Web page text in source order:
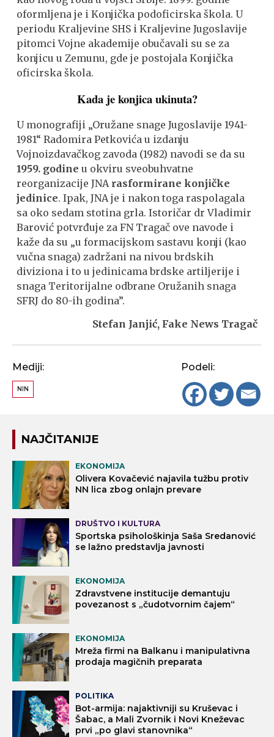
oformljena je i Konjička podoficirska škola. U
periodu Kraljevine SHS i Kraljevine Jugoslavije
pitomci Vojne akademije obučavali su se za
konjicu u Zemunu, gde je postojala Konjička
oficirska škola.
Kada je konjica ukinuta?
U monografiji „Oružane snage Jugoslavije 1941-
1981“ Radomira Petkovića u izdanju
Vojnoizdavačkog zavoda (1982) navodi se da su
1959. godine u okviru sveobuhvatne
reorganizacije JNA rasformirane konjičke
jedinice. Ipak, JNA je i nakon toga raspolagala
sa oko sedam stotina grla. Istoričar dr Vladimir
Barović potvrđuje za FN Tragač ove navode i
kaže da su „u formacijskom sastavu konji (kao
vučna snaga) zadržani na nivou brdskih
diviziona i to u jedinicama brdske artiljerije i
snaga Teritorijalne odbrane Oružanih snaga
SFRJ do 80-ih godina”.
Stefan Janjić, Fake News Tragač
Mediji:
NIN
Podeli:
NAJČITANIJE
EKONOMIJA
Olivera Kovačević najavila tužbu protiv
NN lica zbog onlajn prevare
DRUŠTVO I KULTURA
Sportska psihološkinja Saša Sredanović
se lažno predstavlja javnosti
EKONOMIJA
Zdravstvene institucije demantuju
povezanost s „čudotvornim čajem“
EKONOMIJA
Mreža firmi na Balkanu i manipulativna
prodaja magičnih preparata
POLITIKA
Bot-armija: najaktivniji su Kruševac i
Šabac, a Mali Zvornik i Novi Kneževac
prvi „po glavi stanovnika“